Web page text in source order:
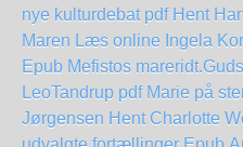
nye kulturdebat pdf Hent
Maren Læs online Ingela
Epub Mefistos
LeoTandrup pdf Marie på
Jørgensen Hent Charlotte